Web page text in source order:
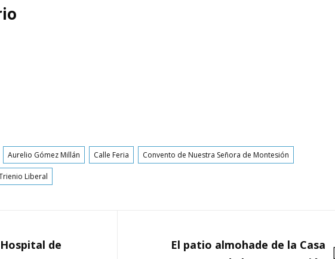
Aurelio Gómez Millán Calle Feria Convento de Nuestra Señora de Montesión
Liberal
de
SIGUIENTE
El patio almohade de la Casa